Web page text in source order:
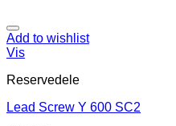
Add to wishlist
Vis
Reservedele
Lead Screw Y 600 SC2